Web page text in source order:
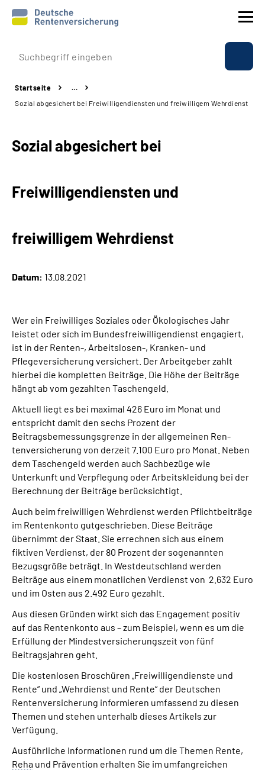
Prävention
Reha
Experten
Language
Inhalte in Gebärdensprache (DGS)
Leichte Sprache
Mein Kundenportal
Startseite
…
Sozial abgesichert bei Freiwilligendiensten und freiwilligem Wehrdienst
Sozial abgesichert bei
Freiwilligendiensten und
freiwilligem Wehrdienst
Datum: 13.08.2021
Wer ein Freiwilliges Soziales oder Ökologisches Jahr
leistet oder sich im Bundesfreiwilligendienst engagiert,
ist in der Renten-, Arbeitslosen-, Kranken- und
Pflegeversicherung versichert. Der Arbeitgeber zahlt
hierbei die kompletten Beiträge. Die Höhe der Beiträge
hängt ab vom gezahlten Taschengeld.
Aktuell liegt es bei maximal 426 Euro im Monat und
entspricht damit den sechs Prozent der
Beitragsbemessungsgrenze in der allgemeinen Ren­
tenversicherung von derzeit 7.100 Euro pro Monat. Neben
dem Taschengeld werden auch Sachbezüge wie
Unterkunft und Verpflegung oder Arbeitskleidung bei der
Berechnung der Beiträge berücksichtigt.
Auch beim freiwilligen Wehrdienst werden Pflichtbeiträge
im Rentenkonto gutgeschrieben. Diese Beiträge
übernimmt der Staat. Sie errechnen sich aus einem
fiktiven Verdienst, der 80 Prozent der sogenannten
Bezugsgröße beträgt. In Westdeutschland werden
Beiträge aus einem monatlichen Verdienst von 2.632 Euro
und im Osten aus 2.492 Euro gezahlt.
Aus diesen Gründen wirkt sich das Engagement positiv
auf das Rentenkonto aus – zum Beispiel, wenn es um die
Erfüllung der Mindestversicherungszeit von fünf
Beitragsjahren geht.
Die kostenlosen Broschüren „Freiwilligendienste und
Rente“ und „Wehrdienst und Rente“ der Deutschen
Rentenversicherung informieren umfassend zu diesen
Themen und stehen unterhalb dieses Artikels zur
Verfügung.
Ausführliche Informationen rund um die Themen Rente,
Reha und Prävention erhalten Sie im umfangreichen